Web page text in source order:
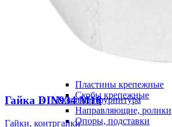
Петли, навесы, шарниры
Ригели
Ручки, ключевины
Пластины крепежные
Скобы крепежные
Мебельная фурнитура
Направляющие, ролики
Опоры, подставки
Гайка DIN934 M16
Гайки, контргайки